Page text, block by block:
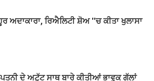
ਅਦਾਕਾਰਾ, ਰਿਐਲਿਟੀ ਸ਼ੋਅ ''ਚ ਕੀਤਾ ਖੁਲਾਸਾ
ਦੇ ਅਟੁੱਟ ਸਾਥ ਬਾਰੇ ਕੀਤੀਆਂ ਭਾਵੁਕ ਗੱਲਾਂ